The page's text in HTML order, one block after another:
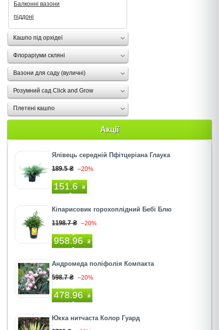
Балконні вазони
піддоні
Кашпо під орхідеї
Флораріуми скляні
Вазони для саду (вуличні)
Розумний сад Click and Grow
Плетені кашпо
Акції
Ялівець середній Пфітцеріана Глаука
189.5 ₴ –20%
151.6 ₴
Кіпарисовик горохоплідний Бебі Блю
1198.7 ₴ –20%
958.96 ₴
Андромеда поліфолія Компакта
598.7 ₴ –20%
478.96 ₴
Юкка нитчаста Колор Гуард